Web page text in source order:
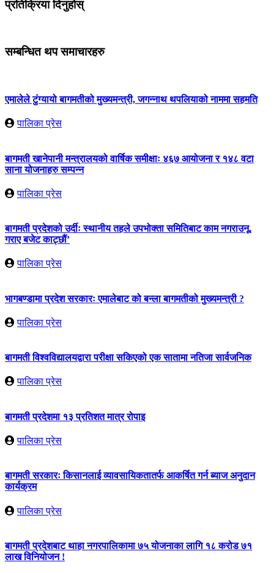
प्रतिक्रिया दिनुहोस्
सम्बन्धित थप समाचारहरु
एमालेले टुंग्यायो बागमतीको मुख्यमन्त्री, जगन्नाथ थपलियाको नाममा सहमति
पालिका प्रेस
बागमती खानेपानी मन्त्रालयको वार्षिक समीक्षाः ४६७ आयोजना र १४८ वटा
साना योजनाहरु सम्पन्न
पालिका प्रेस
बागमती प्रदेशको उर्दीः स्थानीय तहले उपभोक्ता समितिबाट काम नगराउनू,
गराए बजेट काट्छौं’
पालिका प्रेस
भागबण्डामा प्रदेश सरकारः एमालेबाट को बन्ला बागमतीको मुख्यमन्त्री ?
पालिका प्रेस
बागमती विश्वविद्यालयद्वारा परीक्षा सकिएको एक सातामा नतिजा सार्वजनिक
पालिका प्रेस
बागमती प्रदेशमा १३ प्रतिशत मात्र रोपाइ
पालिका प्रेस
बागमती सरकारः किसानलाई व्यावसायिकतातर्फ आकर्षित गर्न ब्याज अनुदान
कार्यक्रम
पालिका प्रेस
बागमती प्रदेशबाट थाहा नगरपालिकामा ७५ योजनाका लागि १८ करोड ७१
लाख विनियोजन !